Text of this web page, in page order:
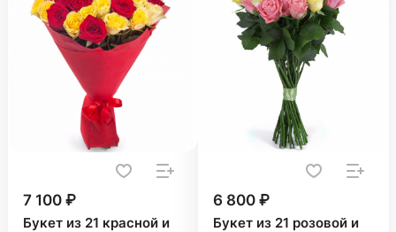
7 100 ₽
Букет из 21 красной и
6 800 ₽
Букет из 21 розовой и